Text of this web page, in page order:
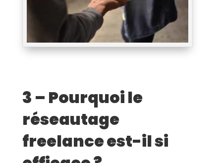
3 – Pourquoi le
réseautage
freelance est-il si